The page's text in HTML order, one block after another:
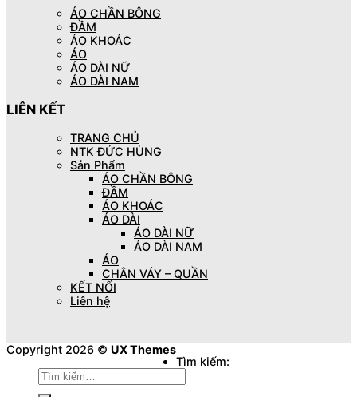
ÁO CHẦN BÔNG
ĐẦM
ÁO KHOÁC
ÁO
ÁO DÀI NỮ
ÁO DÀI NAM
LIÊN KẾT
TRANG CHỦ
NTK ĐỨC HÙNG
Sản Phẩm
ÁO CHẦN BÔNG
ĐẦM
ÁO KHOÁC
ÁO DÀI
ÁO DÀI NỮ
ÁO DÀI NAM
ÁO
CHÂN VÁY – QUẦN
KẾT NỐI
Liên hệ
Copyright 2026 © UX Themes
Tìm kiếm: